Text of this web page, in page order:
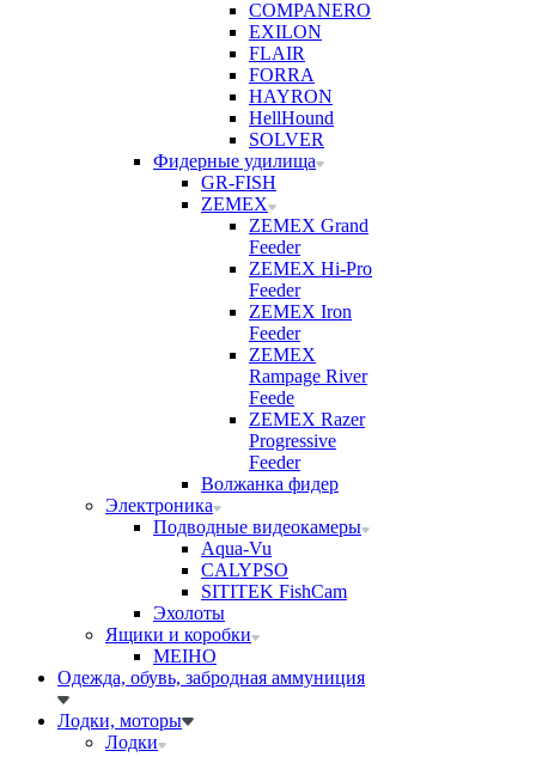
COMPANERO
EXILON
FLAIR
FORRA
HAYRON
HellHound
SOLVER
Фидерные удилища
GR-FISH
ZEMEX
ZEMEX Grand
Feeder
ZEMEX Hi-Pro
Feeder
ZEMEX Iron
Feeder
ZEMEX
Rampage River
Feede
ZEMEX Razer
Progressive
Feeder
Волжанка фидер
Электроника
Подводные видеокамеры
Aqua-Vu
CALYPSO
SITITEK FishCam
Эхолоты
Ящики и коробки
MEIHO
Одежда, обувь, забродная аммуниция
Лодки, моторы
Лодки